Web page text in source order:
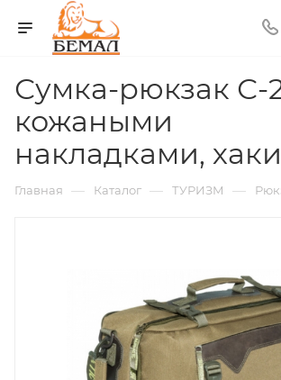
Сумка-рюкзак С-
кожаными
накладками, хаки
Главная — Каталог — ТУРИЗМ —